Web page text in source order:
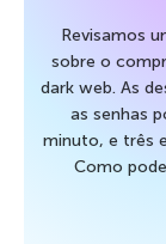
Revisamos
sobre o
dark web. As
as senhas
minuto, e três
Como